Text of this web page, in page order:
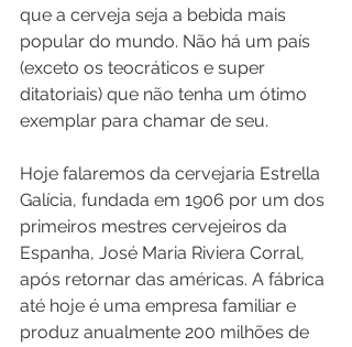
que a cerveja seja a bebida mais
popular do mundo. Não há um país
(exceto os teocráticos e super
ditatoriais) que não tenha um ótimo
exemplar para chamar de seu.
Hoje falaremos da cervejaria Estrella
Galícia, fundada em 1906 por um dos
primeiros mestres cervejeiros da
Espanha, José Maria Riviera Corral,
após retornar das américas. A fábrica
até hoje é uma empresa familiar e
produz anualmente 200 milhões de